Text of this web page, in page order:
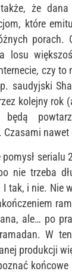
że
które
porach.
losu
czy to
saudyjski
kolejny rok
nawet
serialu
nie trzeba
tak, i nie. Nie
ale… po
W
produkcji
końcowe